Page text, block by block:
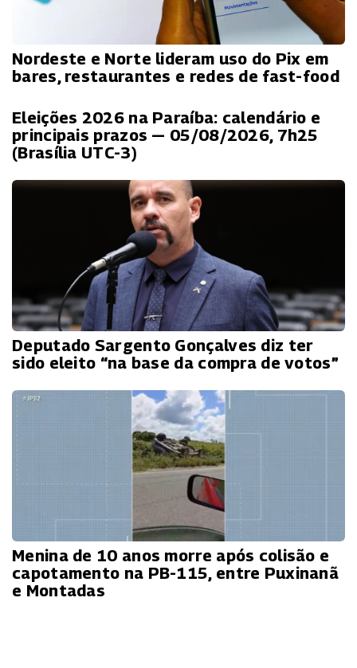
Nordeste e Norte lideram uso do Pix em
bares, restaurantes e redes de fast-food
Eleições 2026 na Paraíba: calendário e
principais prazos — 05/08/2026, 7h25
(Brasília UTC-3)
Deputado Sargento Gonçalves diz ter
sido eleito “na base da compra de votos”
Menina de 10 anos morre após colisão e
capotamento na PB-115, entre Puxinanã
e Montadas